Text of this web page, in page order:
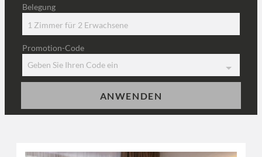
Belegung
1 Zimmer für 2 Erwachsene
Promotion-Code
Geben Sie Ihren Code ein
ANWENDEN